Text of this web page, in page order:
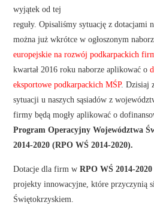
wyjątek od tej
reguły. Opisaliśmy sytuację z dotacjami
można już wkrótce w ogłoszonym
europejskie na rozwój podkarpackich
kwartał 2016 roku naborze aplikować o
eksportowe podkarpackich MŚP. Dzisiaj
sytuacji u naszych sąsiadów z
firmy będą mogły aplikować o
Program Operacyjny Województwa
2014-2020 (RPO WŚ 2014-2020).
Dotacje dla firm wRPO WŚ 2014-2020
projekty innowacyjne, które przyczynią
Świętokrzyskiem.